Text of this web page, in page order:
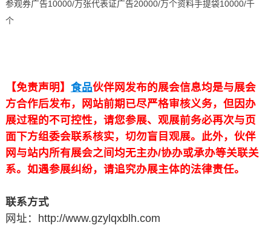
参观券广告10000/万张代表证广告20000/万个资料手提袋10000/千
个
【免责声明】 食品伙伴网发布的展会信息均是与展会
方合作后发布，网站前期已尽严格审核义务，但因办
展过程的不可控性，请您参展、观展前务必再次与页
面下方组委会联系核实，切勿盲目观展。此外，伙伴
网与站内所有展会之间均无主办/协办或承办等关联关
系。如遇参展纠纷，请追究办展主体的法律责任。
联系方式
网址：http://www.gzylqxblh.com